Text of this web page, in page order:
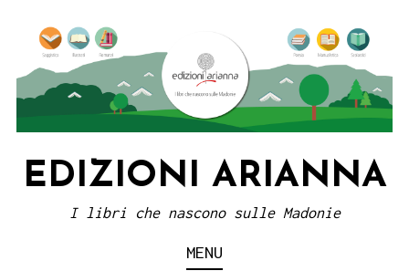
content
EDIZIONI ARIANNA
I libri che nascono sulle Madonie
MENU